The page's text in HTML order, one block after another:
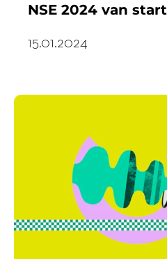
NSE 2024 van start
15.01.2024